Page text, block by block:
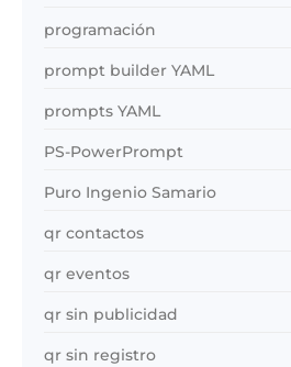
programación
prompt builder YAML
prompts YAML
PS-PowerPrompt
Puro Ingenio Samario
qr contactos
qr eventos
qr sin publicidad
qr sin registro